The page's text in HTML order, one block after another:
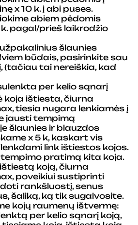
x 10 k. į abi puses.
abiem pėdomis
pagal/prieš laikrodžio
šlaunies
būdais, pasirinkite sau
(tačiau tai nereiškia, kad
per kelio sąnarį
koja ištiesta, čiurna
tiesia nugara lenkiamės į
jausti tempimą
šlaunies ir blauzdos
x 5 k, kaskart vis
link ištiestos kojos.
pratimą kita koja.
koją, čiurna
poveikiui sustiprinti
rankšluostį, senus
šaliką, ką tik sugalvosite.
kojų raumenų ištvermę:
per kelio sąnarį koją,